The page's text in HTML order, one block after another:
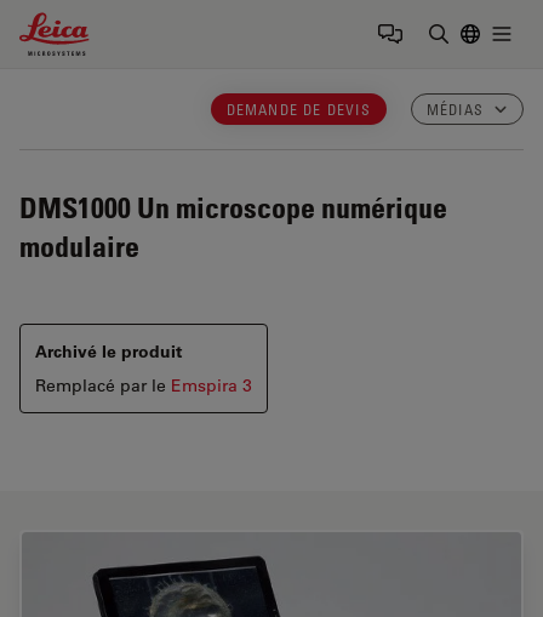
Leica Microsystems Logo
DEMANDE DE DEVIS MÉDIAS
DMS1000 Un microscope numérique
modulaire
Archivé le produit
Remplacé par le Emspira 3